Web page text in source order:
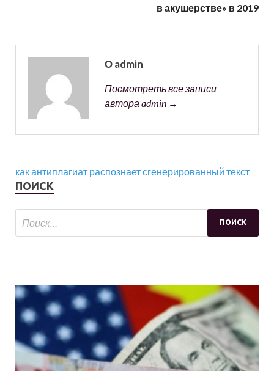
в акушерстве» в 2019
О admin
Посмотреть все записи
автора admin →
как антиплагиат распознает сгенерированный текст
ПОИСК